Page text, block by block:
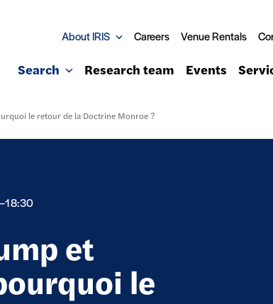
About IRIS Careers Venue Rentals
Search Research team Events
le retour de la Doctrine Monroe ?
et
le